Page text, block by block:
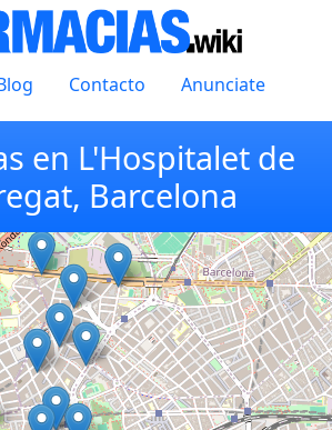
Contacto Anunciate
en L'Hospitalet de
Barcelona